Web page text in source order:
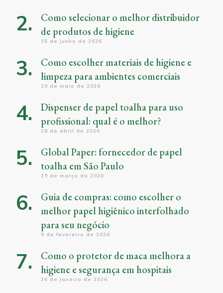
Como selecionar o melhor distribuidor
de produtos de higiene
15 de junho de 2026
Como escolher materiais de higiene e
limpeza para ambientes comerciais
19 de maio de 2026
Dispenser de papel toalha para uso
profissional: qual é o melhor?
28 de abril de 2026
Global Paper: fornecedor de papel
toalha em São Paulo
19 de março de 2026
Guia de compras: como escolher o
melhor papel higiênico interfolhado
para seu negócio
9 de fevereiro de 2026
Como o protetor de maca melhora a
higiene e segurança em hospitais
16 de janeiro de 2026